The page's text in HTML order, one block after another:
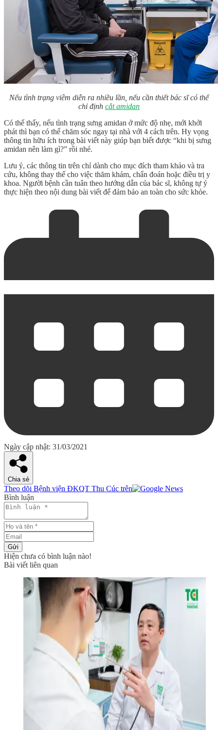
Nếu tình trạng viêm diễn ra nhiều lần, nếu cần thiết bác sĩ có thể
chỉ định cắt amidan
Có thể thấy, nếu tình trạng sưng amidan ở mức độ nhẹ, mới khởi
phát thì bạn có thể chăm sóc ngay tại nhà với 4 cách trên. Hy vọng
thông tin hữu ích trong bài viết này giúp bạn biết được “khi bị sưng
amidan nên làm gì?” rồi nhé.
Lưu ý, các thông tin trên chỉ dành cho mục đích tham khảo và tra
cứu, không thay thế cho việc thăm khám, chẩn đoán hoặc điều trị y
khoa. Người bệnh cần tuân theo hướng dẫn của bác sĩ, không tự ý
thực hiện theo nội dung bài viết để đảm bảo an toàn cho sức khỏe.
Ngày cập nhật: 31/03/2021
Chia sẻ
Theo dõi Bệnh viện ĐKQT Thu Cúc trên
Bình luận
Gửi
Hiện chưa có bình luận nào!
Bài viết liên quan